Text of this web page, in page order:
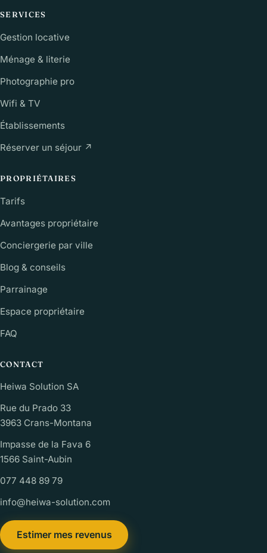
SERVICES
Gestion locative
Ménage & literie
Photographie pro
Wifi & TV
Établissements
Réserver un séjour ↗
PROPRIÉTAIRES
Tarifs
Avantages propriétaire
Conciergerie par ville
Blog & conseils
Parrainage
Espace propriétaire
FAQ
CONTACT
Heiwa Solution SA
Rue du Prado 33
3963 Crans-Montana
Impasse de la Fava 6
1566 Saint-Aubin
077 448 89 79
info@heiwa-solution.com
Estimer mes revenus